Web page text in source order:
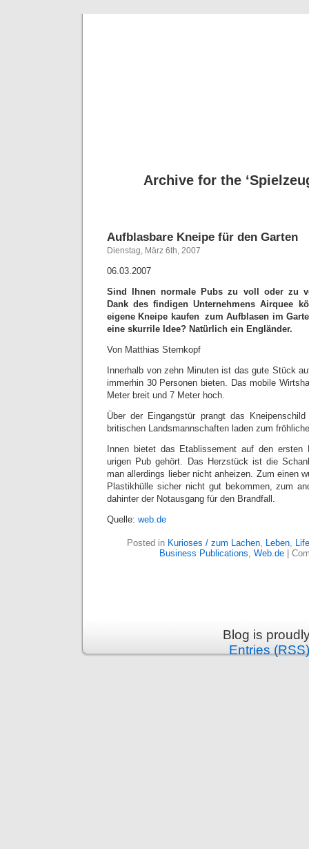
Archive for the
Aufblasbare Kneipe für den Garten
Dienstag, März 6th, 2007
06.03.2007
Sind Ihnen normale Pubs zu voll oder zu
Dank des findigen Unternehmens Airquee
eigene Kneipe kaufen  zum Aufblasen im
eine skurrile Idee? Natürlich ein Engländer.
Von Matthias Sternkopf
Innerhalb von zehn Minuten ist das gute Stück
immerhin 30 Personen bieten. Das mobile
Meter breit und 7 Meter hoch.
Über der Eingangstür prangt das
britischen Landsmannschaften laden zum
Innen bietet das Etablissement auf den
urigen Pub gehört. Das Herzstück ist die
man allerdings lieber nicht anheizen. Zum einen
Plastikhülle sicher nicht gut bekommen, zum
dahinter der Notausgang für den Brandfall.
Quelle: web.de
Posted in Kurioses / zum Lachen, Leben,
Business Publications, Web.de|
Blog is
Entries (RSS)